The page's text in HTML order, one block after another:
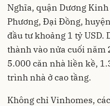
Nghĩa, quận Dương
Phương, Đại Đồng,
đầu tư khoảng 1 tỷ USD.
thành vào nửa cuối năm
5.000 căn nhà liền kề,
trình nhà ở cao tầng.
Không chỉ Vinhomes,